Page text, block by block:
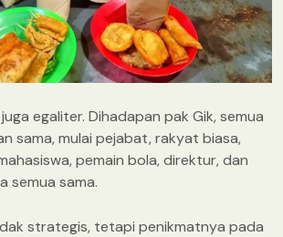
egaliter. Dihadapan pak Gik, semua
sama, mulai pejabat, rakyat biasa,
pemain bola, direktur, dan
semua sama.
strategis, tetapi penikmatnya pada